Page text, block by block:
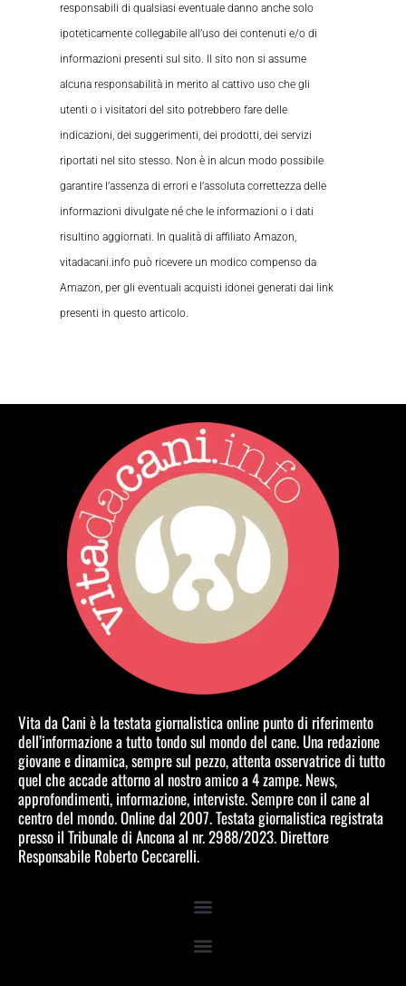
responsabili di qualsiasi eventuale danno anche solo
ipoteticamente collegabile all’uso dei contenuti e/o di
informazioni presenti sul sito. Il sito non si assume
alcuna responsabilità in merito al cattivo uso che gli
utenti o i visitatori del sito potrebbero fare delle
indicazioni, dei suggerimenti, dei prodotti, dei servizi
riportati nel sito stesso. Non è in alcun modo possibile
garantire l’assenza di errori e l’assoluta correttezza delle
informazioni divulgate né che le informazioni o i dati
risultino aggiornati. In qualità di affiliato Amazon,
vitadacani.info può ricevere un modico compenso da
Amazon, per gli eventuali acquisti idonei generati dai link
presenti in questo articolo.
Vita da Cani è la testata giornalistica online punto di riferimento
dell’informazione a tutto tondo sul mondo del cane. Una redazione
giovane e dinamica, sempre sul pezzo, attenta osservatrice di tutto
quel che accade attorno al nostro amico a 4 zampe. News,
approfondimenti, informazione, interviste. Sempre con il cane al
centro del mondo. Online dal 2007. Testata giornalistica registrata
presso il Tribunale di Ancona al nr. 2988/2023. Direttore
Responsabile Roberto Ceccarelli.